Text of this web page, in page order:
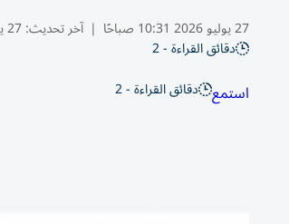
27 يوليو 2026 10:31 صباحًا | آخر تحديث:27 يوليو 10:49 2026
دقائق القراءة - 2
استمع دقائق القراءة - 2